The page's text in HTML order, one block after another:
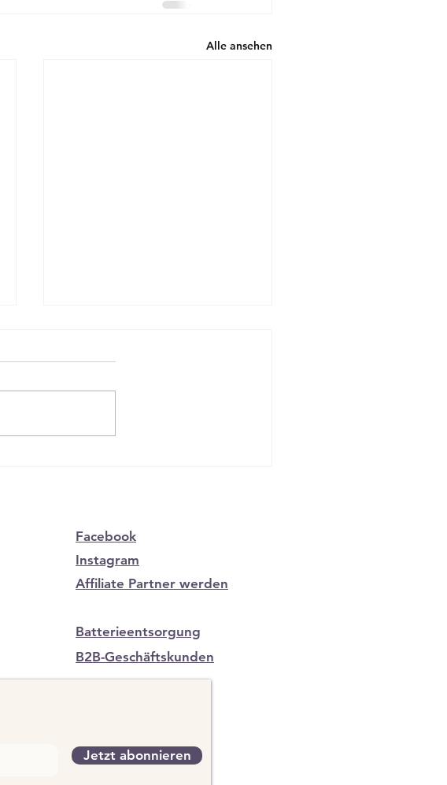
Alle ansehen
Facebook
Instagram
Affiliate Partner werden
Batterieentsorgung
B2B-Geschäftskunden
Jetzt abonnieren